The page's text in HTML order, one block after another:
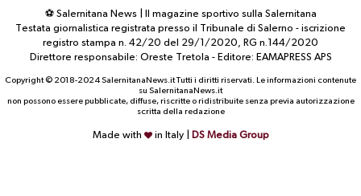
⚽ Salernitana News | Il magazine sportivo sulla Salernitana
Testata giornalistica registrata presso il Tribunale di Salerno - iscrizione
registro stampa n. 42/20 del 29/1/2020, RG n.144/2020
Direttore responsabile: Oreste Tretola - Editore: EAMAPRESS APS
Copyright © 2018-2024 SalernitanaNews.it Tutti i diritti riservati. Le informazioni contenute
su SalernitanaNews.it
non possono essere pubblicate, diffuse, riscritte o ridistribuite senza previa autorizzazione
scritta della redazione
Made with in Italy | DS Media Group